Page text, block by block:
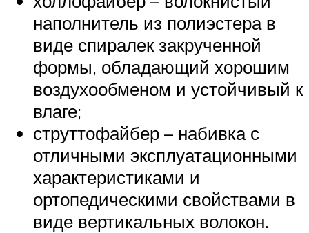
наполнитель из полиэстера в
виде спиралек закрученной
формы, обладающий хорошим
воздухообменом и устойчивый к
влаге;
струттофайбер – набивка с
отличными эксплуатационными
характеристиками и
ортопедическими свойствами в
виде вертикальных волокон.